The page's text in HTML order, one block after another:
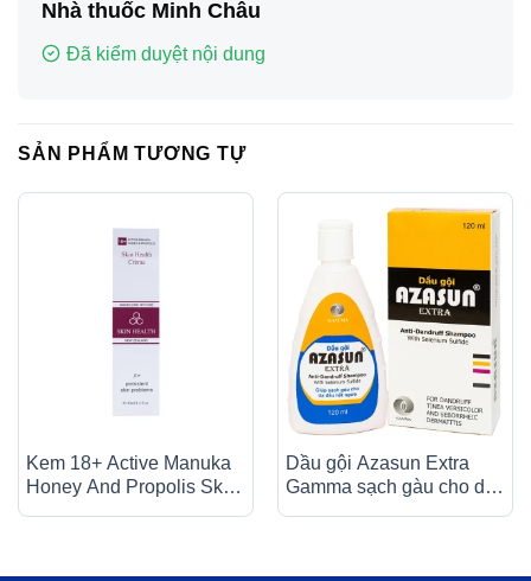
Nhà thuốc Minh Châu
Đã kiểm duyệt nội dung
SẢN PHẨM TƯƠNG TỰ
Kem 18+ Active Manuka
Honey And Propolis Skin
Dầu gội Azasun Extra
Gamma sạch gàu cho da